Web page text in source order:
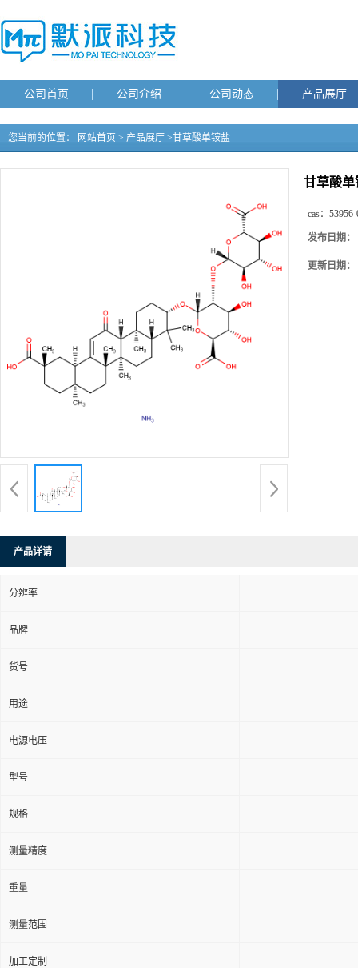
公司首页 公司介绍 公司动态 产品展厅
您当前的位置： 网站首页 > 产品展厅 >甘草酸单铵盐
甘草酸单
cas：
发布日期：
更新日期：
产品详请
分辨率
品牌
货号
用途
电源电压
型号
规格
测量精度
重量
测量范围
加工定制